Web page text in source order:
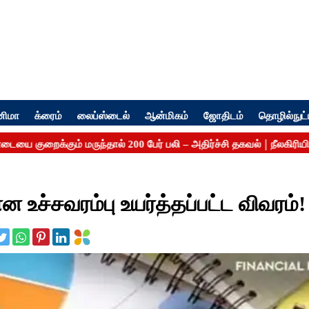
க்ரைம் லைப்ஸ்டைல் ஆன்மிகம் ஜோதிடம்
உச்சவரம்பு உயர்த்தப்பட்ட விவரம்!